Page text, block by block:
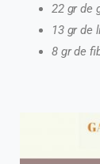
22 gr de
13 gr de
8 gr de